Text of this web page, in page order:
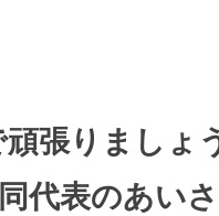
張りましょ
代表のあい